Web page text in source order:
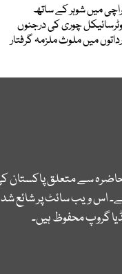
میں شوہر کے ساتھ
چوری کی درجنوں
میں ملوث ملزمہ گرفتار
حاضرہ سے متعلق
اس ویب سائٹ پر شائع
گروپ محفوظ ہیں۔